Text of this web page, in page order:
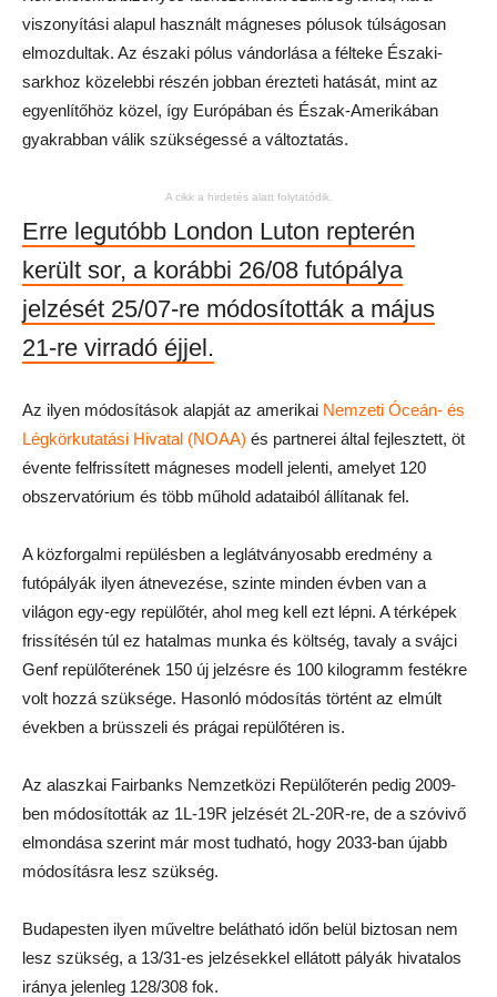
viszonyítási alapul használt mágneses pólusok túlságosan
elmozdultak. Az északi pólus vándorlása a félteke Északi-
sarkhoz közelebbi részén jobban érezteti hatását, mint az
egyenlítőhöz közel, így Európában és Észak-Amerikában
gyakrabban válik szükségessé a változtatás.
A cikk a hirdetés alatt folytatódik.
Erre legutóbb London Luton repterén
került sor, a korábbi 26/08 futópálya
jelzését 25/07-re módosították a május
21-re virradó éjjel.
Az ilyen módosítások alapját az amerikai Nemzeti Óceán- és
Légkörkutatási Hivatal (NOAA) és partnerei által fejlesztett, öt
évente felfrissített mágneses modell jelenti, amelyet 120
obszervatórium és több műhold adataiból állítanak fel.
A közforgalmi repülésben a leglátványosabb eredmény a
futópályák ilyen átnevezése, szinte minden évben van a
világon egy-egy repülőtér, ahol meg kell ezt lépni. A térképek
frissítésén túl ez hatalmas munka és költség, tavaly a svájci
Genf repülőterének 150 új jelzésre és 100 kilogramm festékre
volt hozzá szüksége. Hasonló módosítás történt az elmúlt
években a brüsszeli és prágai repülőtéren is.
Az alaszkai Fairbanks Nemzetközi Repülőterén pedig 2009-
ben módosították az 1L-19R jelzését 2L-20R-re, de a szóvivő
elmondása szerint már most tudható, hogy 2033-ban újabb
módosításra lesz szükség.
Budapesten ilyen műveltre belátható időn belül biztosan nem
lesz szükség, a 13/31-es jelzésekkel ellátott pályák hivatalos
iránya jelenleg 128/308 fok.